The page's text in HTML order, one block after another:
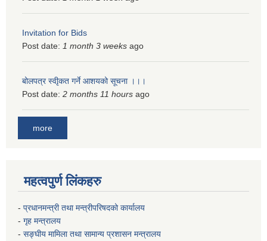
Invitation for Bids
Post date: 1 month 3 weeks ago
बोलपत्र स्वीृकत गर्ने आशयको सूचना ।।।
Post date: 2 months 11 hours ago
more
महत्वपुर्ण लिंकहरु
- प्रधानमन्त्री तथा मन्त्रीपरिषदको कार्यालय
- गृह मन्त्रालय
- सङ्घीय मामिला तथा सामान्य प्रशासन मन्त्रालय